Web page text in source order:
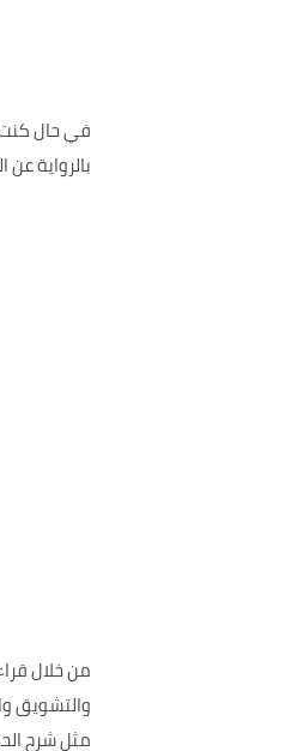
في حال كنت
بالرواية
من خلال
والتشويق
مثل شرح